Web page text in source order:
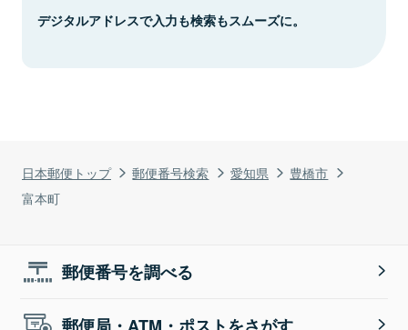
日本郵便トップ 郵便番号検索 愛知県
豊橋市
富本町
デジタルアドレスで入力も検索もスムーズに。
郵便番号を調べる
郵便局・ATM・ポストをさがす